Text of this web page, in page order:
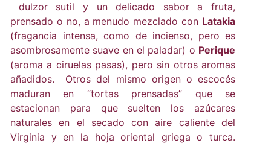
dulzor sutil y un delicado sabor a fruta,
prensado o no, a menudo mezclado con Latakia
(fragancia intensa, como de incienso, pero es
asombrosamente suave en el paladar) o Perique
(aroma a ciruelas pasas), pero sin otros aromas
añadidos. Otros del mismo origen o escocés
maduran en “tortas prensadas” que se
estacionan para que suelten los azúcares
naturales en el secado con aire caliente del
Virginia y en la hoja oriental griega o turca.